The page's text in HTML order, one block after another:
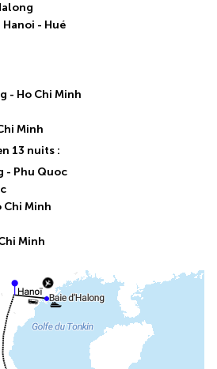
- Hué
- Ho Chi Minh
Minh
13 nuits :
- Phu Quoc
Chi Minh
Minh